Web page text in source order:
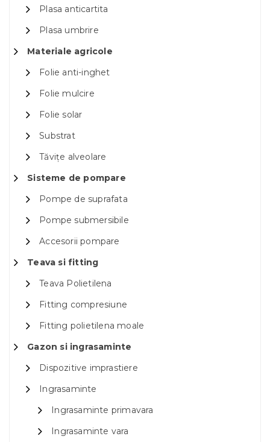
Plasa anticartita
Plasa umbrire
Materiale agricole
Folie anti-inghet
Folie mulcire
Folie solar
Substrat
Tăvițe alveolare
Sisteme de pompare
Pompe de suprafata
Pompe submersibile
Accesorii pompare
Teava si fitting
Teava Polietilena
Fitting compresiune
Fitting polietilena moale
Gazon si ingrasaminte
Dispozitive imprastiere
Ingrasaminte
Ingrasaminte primavara
Ingrasaminte vara